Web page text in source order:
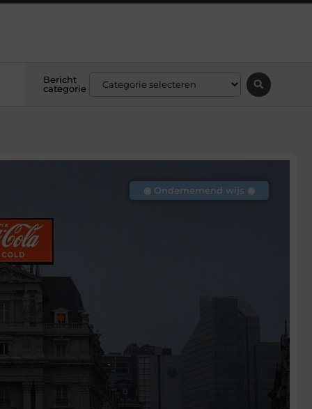
Bericht
categorie
◉ Ondernemend wijs ◉